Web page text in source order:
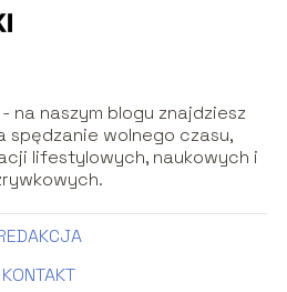
na naszym blogu znajdziesz
spędzanie wolnego czasu,
lifestylowych, naukowych i
KONTAKT